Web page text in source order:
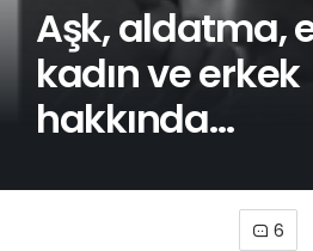
Aşk, aldatma,
kadın ve erkek
hakkında…
6